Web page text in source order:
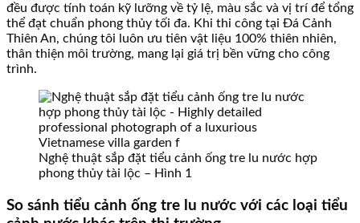
đều được tính toán kỹ lưỡng về tỷ lệ, màu sắc và vị trí để tổng
thể đạt chuẩn phong thủy tối đa. Khi thi công tại Đá Cảnh
Thiên An, chúng tôi luôn ưu tiên vật liệu 100% thiên nhiên,
thân thiện môi trường, mang lại giá trị bền vững cho công
trình.
Nghệ thuật sắp đặt tiểu cảnh ống tre lu nước hợp
phong thủy tài lộc – Hình 1
So sánh tiểu cảnh ống tre lu nước với các loại tiểu